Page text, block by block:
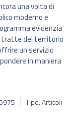
una volta di
moderno e
evidenzia
tratte del territorio
un servizio
in maniera
Tipo: Articoli